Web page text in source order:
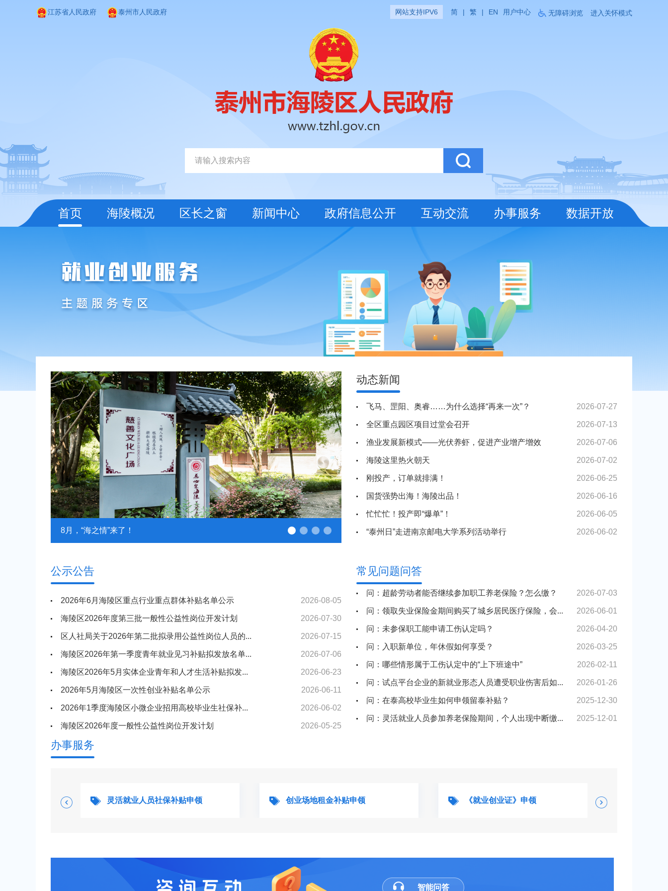
江苏省人民政府 泰州市人民政府 网站支持IPV6 简 | 繁 | EN 用户中心 无障碍浏览 进入关怀模式
首页 海陵概况 区长之窗 新闻中心 政府信息公开 互动交流 办事服务 数据开放
8月，“海之情”来了！ 全区民生领域12345热线办理和信访工作...
动态新闻
飞马、罡阳、奥睿……为什么选择“再来一次”？ 2026-07-27
全区重点园区项目过堂会召开 2026-07-13
渔业发展新模式——光伏养虾，促进产业增产增效 2026-07-06
海陵这里热火朝天 2026-07-02
刚投产，订单就排满！ 2026-06-25
国货强势出海！海陵出品！ 2026-06-16
忙忙忙！投产即“爆单”！ 2026-06-05
“泰州日”走进南京邮电大学系列活动举行 2026-06-02
公示公告
2026年6月海陵区重点行业重点群体补贴名单公示 2026-08-05
海陵区2026年度第三批一般性公益性岗位开发计划 2026-07-30
区人社局关于2026年第二批拟录用公益性岗位人员的... 2026-07-15
海陵区2026年第一季度青年就业见习补贴拟发放名单... 2026-07-06
海陵区2026年5月实体企业青年和人才生活补贴拟发... 2026-06-23
2026年5月海陵区一次性创业补贴名单公示 2026-06-11
2026年1季度海陵区小微企业招用高校毕业生社保补... 2026-06-02
海陵区2026年度一般性公益性岗位开发计划 2026-05-25
常见问题问答
问：超龄劳动者能否继续参加职工养老保险？怎么缴？ 2026-07-03
问：领取失业保险金期间购买了城乡居民医疗保险，会... 2026-06-01
问：未参保职工能申请工伤认定吗？ 2026-04-20
问：入职新单位，年休假如何享受？ 2026-03-25
问：哪些情形属于工伤认定中的“上下班途中” 2026-02-11
问：试点平台企业的新就业形态人员遭受职业伤害后如... 2026-01-26
问：在泰高校毕业生如何申领留泰补贴？ 2025-12-30
问：灵活就业人员参加养老保险期间，个人出现中断缴... 2025-12-01
办事服务
灵活就业人员社保补贴申领 创业场地租金补贴申领 《就业创业证》申领
智能问答